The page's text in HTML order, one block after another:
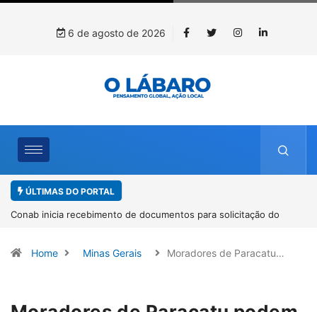
6 de agosto de 2026
ÚLTIMAS DO PORTAL
Workshop internacional debate futuro da piscicultura com
Home Minas Gerais Moradores de Paracatu…